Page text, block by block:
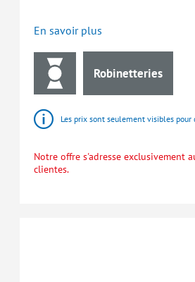
En savoir plus
Robinetteries
Les prix sont seulement visibles
Notre offre s'adresse exclusivement
clientes.